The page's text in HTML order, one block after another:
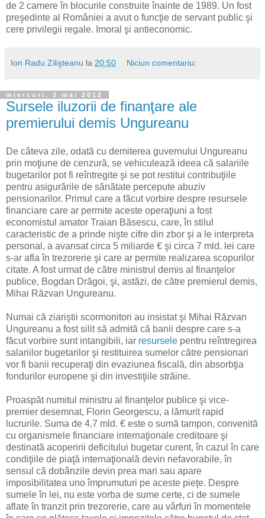
de 2 camere în blocurile construite înainte de 1989. Un fost
preşedinte al României a avut o funcţie de servant public şi
cere privilegii regale. Imoral şi antieconomic.
Ion Radu Zilişteanu la 20:50 Niciun comentariu:
miercuri, 2 mai 2012
Sursele iluzorii de finanţare ale
premierului demis Ungureanu
De câteva zile, odată cu demiterea guvernului Ungureanu
prin moţiune de cenzură, se vehiculează ideea că salariile
bugetarilor pot fi reîntregite şi se pot restitui contribuţiile
pentru asigurările de sănătate percepute abuziv
pensionarilor. Primul care a făcut vorbire despre resursele
financiare care ar permite aceste operaţiuni a fost
economistul amator Traian Băsescu, care, în stilul
caracteristic de a prinde nişte cifre din zbor şi a le interpreta
personal, a avansat circa 5 miliarde € şi circa 7 mld. lei care
s-ar afla în trezorerie şi care ar permite realizarea scopurilor
citate. A fost urmat de către ministrul demis al finanţelor
publice, Bogdan Drăgoi, şi, astăzi, de către premierul demis,
Mihai Răzvan Ungureanu.
Numai că ziariştii scormonitori au insistat şi Mihai Răzvan
Ungureanu a fost silit să admită că banii despre care s-a
făcut vorbire sunt intangibili, iar resursele pentru reîntregirea
salariilor bugetarilor şi restituirea sumelor către pensionari
vor fi banii recuperaţi din evaziunea fiscală, din absorbţia
fondurilor europene şi din investiţiile străine.
Proaspăt numitul ministru al finanţelor publice şi vice-
premier desemnat, Florin Georgescu, a lămurit rapid
lucrurile. Suma de 4,7 mld. € este o sumă tampon, convenită
cu organismele financiare internaţionale creditoare şi
destinată acoperirii deficitului bugetar curent, în cazul în care
condiţiile de piaţă internaţională devin nefavorabile, în
sensul că dobânzile devin prea mari sau apare
imposibilitatea uno împrumuturi pe aceste pieţe. Despre
sumele în lei, nu este vorba de sume certe, ci de sumele
aflate în tranzit prin trezorerie, care au vârfuri în momentele